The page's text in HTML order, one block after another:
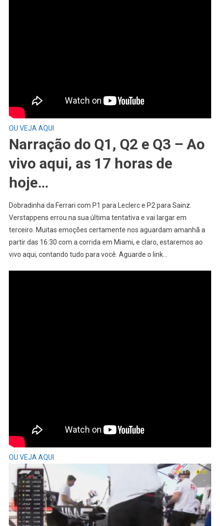
OU VEJA AQUI
Narração do Q1, Q2 e Q3 – Ao
vivo aqui, as 17 horas de
hoje…
Dobradinha da Ferrari com P1 para Leclerc e P2 para Sainz.
Verstappens errou na sua última tentativa e vai largar em
terceiro. Muitas emoções certamente nos aguardam amanhã a
partir das 16:30 com a corrida em Miami, e claro, estaremos ao
vivo aqui, contando tudo para você. Aguarde o link…
OU VEJA AQUI